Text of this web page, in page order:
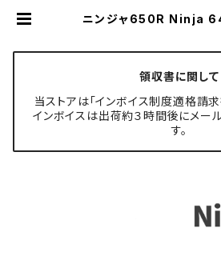
ニンジャ650R Ninja
ラー JA22005 |
ボルト専門店
領収書に関して
当ストアは「インボイス制度適格請求
インボイスは出荷約３時間後にメー
す。